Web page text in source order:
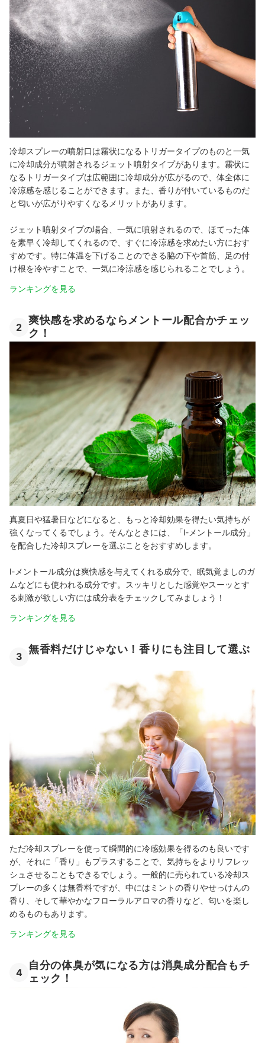
冷却スプレーの噴射口は霧状になるトリガータイプのものと一気
に冷却成分が噴射されるジェット噴射タイプがあります。霧状に
なるトリガータイプは広範囲に冷却成分が広がるので、体全体に
冷涼感を感じることができます。また、香りが付いているものだ
と匂いが広がりやすくなるメリットがあります。
ジェット噴射タイプの場合、一気に噴射されるので、ほてった体
を素早く冷却してくれるので、すぐに冷涼感を求めたい方におす
すめです。特に体温を下げることのできる脇の下や首筋、足の付
け根を冷やすことで、一気に冷涼感を感じられることでしょう。
ランキングを見る
2
爽快感を求めるならメントール配合かチェッ
ク！
真夏日や猛暑日などになると、もっと冷却効果を得たい気持ちが
強くなってくるでしょう。そんなときには、「l-メントール成分」
を配合した冷却スプレーを選ぶことをおすすめします。
l-メントール成分は爽快感を与えてくれる成分で、眠気覚ましのガ
ムなどにも使われる成分です。スッキリとした感覚やスーッとす
る刺激が欲しい方には成分表をチェックしてみましょう！
ランキングを見る
3
無香料だけじゃない！香りにも注目して選ぶ
ただ冷却スプレーを使って瞬間的に冷感効果を得るのも良いです
が、それに「香り」もプラスすることで、気持ちをよりリフレッ
シュさせることもできるでしょう。一般的に売られている冷却ス
プレーの多くは無香料ですが、中にはミントの香りやせっけんの
香り、そして華やかなフローラルアロマの香りなど、匂いを楽し
めるものもあります。
ランキングを見る
4
自分の体臭が気になる方は消臭成分配合もチ
ェック！